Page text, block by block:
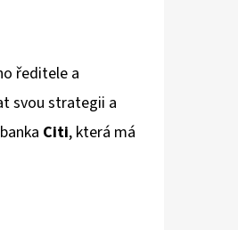
ředitele a
svou strategii a
Citi, která má